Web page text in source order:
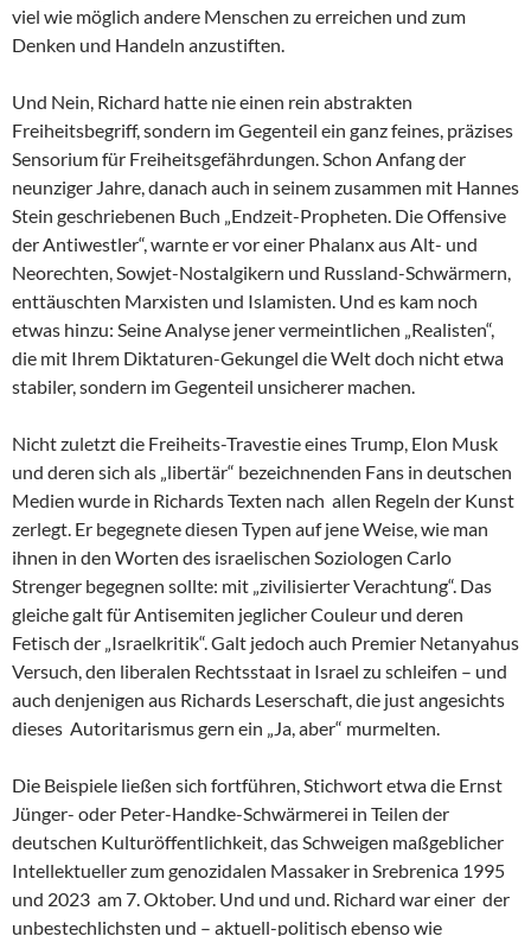
viel wie möglich andere Menschen zu erreichen und zum
Denken und Handeln anzustiften.
Und Nein, Richard hatte nie einen rein abstrakten
Freiheitsbegriff, sondern im Gegenteil ein ganz feines, präzises
Sensorium für Freiheitsgefährdungen. Schon Anfang der
neunziger Jahre, danach auch in seinem zusammen mit Hannes
Stein geschriebenen Buch „Endzeit-Propheten. Die Offensive
der Antiwestler“, warnte er vor einer Phalanx aus Alt- und
Neorechten, Sowjet-Nostalgikern und Russland-Schwärmern,
enttäuschten Marxisten und Islamisten. Und es kam noch
etwas hinzu: Seine Analyse jener vermeintlichen „Realisten“,
die mit Ihrem Diktaturen-Gekungel die Welt doch nicht etwa
stabiler, sondern im Gegenteil unsicherer machen.
Nicht zuletzt die Freiheits-Travestie eines Trump, Elon Musk
und deren sich als „libertär“ bezeichnenden Fans in deutschen
Medien wurde in Richards Texten nach allen Regeln der Kunst
zerlegt. Er begegnete diesen Typen auf jene Weise, wie man
ihnen in den Worten des israelischen Soziologen Carlo
Strenger begegnen sollte: mit „zivilisierter Verachtung“. Das
gleiche galt für Antisemiten jeglicher Couleur und deren
Fetisch der „Israelkritik“. Galt jedoch auch Premier Netanyahus
Versuch, den liberalen Rechtsstaat in Israel zu schleifen – und
auch denjenigen aus Richards Leserschaft, die just angesichts
dieses Autoritarismus gern ein „Ja, aber“ murmelten.
Die Beispiele ließen sich fortführen, Stichwort etwa die Ernst
Jünger- oder Peter-Handke-Schwärmerei in Teilen der
deutschen Kulturöffentlichkeit, das Schweigen maßgeblicher
Intellektueller zum genozidalen Massaker in Srebrenica 1995
und 2023 am 7. Oktober. Und und und. Richard war einer der
unbestechlichsten und – aktuell-politisch ebenso wie